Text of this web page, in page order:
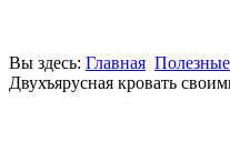
Вы здесь: Главная
Двухъярусная кровать